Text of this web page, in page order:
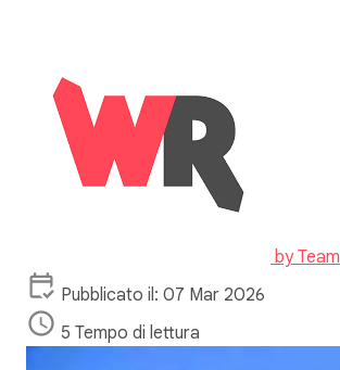
by
Pubblicato il: 07 Mar 2026
5 Tempo di lettura